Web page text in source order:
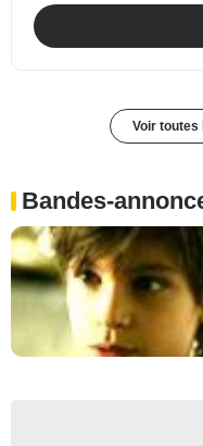
Voir toutes
Bandes-